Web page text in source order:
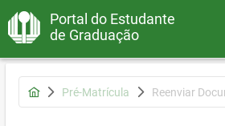
Portal do Estudante
de Graduação
Pré-Matrícula Reenviar